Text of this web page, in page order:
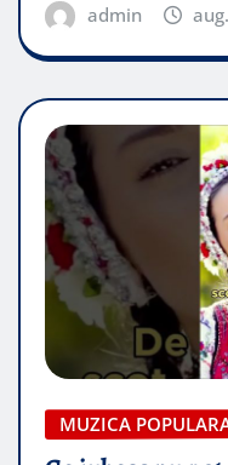
admin
MUZICA